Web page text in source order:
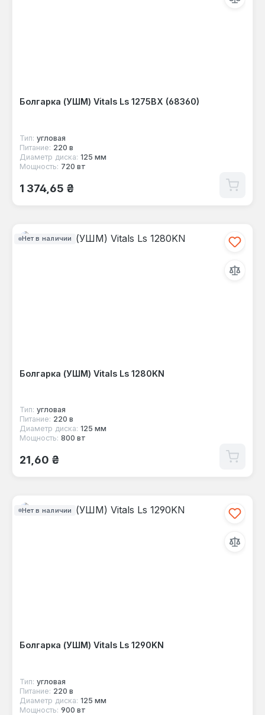
Болгарка (УШМ) Vitals Ls 1275BX (68360)
Тип: угловая
Питание: 220 в
Диаметр диска: 125 мм
Мощность: 720 вт
Обычная цена:
1 374,65 ₴
Нет в наличии
Болгарка (УШМ) Vitals Ls 1280KN
Тип: угловая
Питание: 220 в
Диаметр диска: 125 мм
Мощность: 800 вт
Обычная цена:
21,60 ₴
Нет в наличии
Болгарка (УШМ) Vitals Ls 1290KN
Тип: угловая
Питание: 220 в
Диаметр диска: 125 мм
Мощность: 900 вт